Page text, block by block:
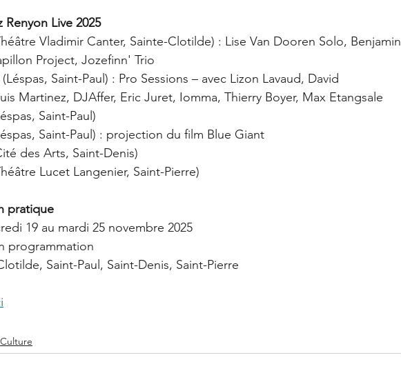
Renyon Live 2025
Vladimir Canter, Sainte-Clotilde) : Lise Van Dooren Solo, Benjamin
Project, Jozefinn' Trio
Saint-Paul) : Pro Sessions – avec Lizon Lavaud, David
Martinez, DJAffer, Eric Juret, Iomma, Thierry Boyer, Max Etangsale
Saint-Paul)
Saint-Paul) : projection du film Blue Giant
des Arts, Saint-Denis)
Lucet Langenier, Saint-Pierre)
pratique
19 au mardi 25 novembre 2025
programmation
Saint-Paul, Saint-Denis, Saint-Pierre
Culture